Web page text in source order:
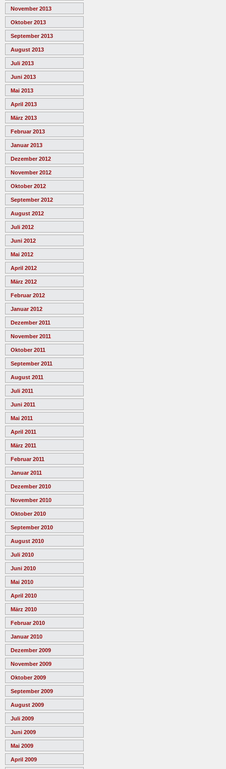
November 2013
Oktober 2013
September 2013
August 2013
Juli 2013
Juni 2013
Mai 2013
April 2013
März 2013
Februar 2013
Januar 2013
Dezember 2012
November 2012
Oktober 2012
September 2012
August 2012
Juli 2012
Juni 2012
Mai 2012
April 2012
März 2012
Februar 2012
Januar 2012
Dezember 2011
November 2011
Oktober 2011
September 2011
August 2011
Juli 2011
Juni 2011
Mai 2011
April 2011
März 2011
Februar 2011
Januar 2011
Dezember 2010
November 2010
Oktober 2010
September 2010
August 2010
Juli 2010
Juni 2010
Mai 2010
April 2010
März 2010
Februar 2010
Januar 2010
Dezember 2009
November 2009
Oktober 2009
September 2009
August 2009
Juli 2009
Juni 2009
Mai 2009
April 2009